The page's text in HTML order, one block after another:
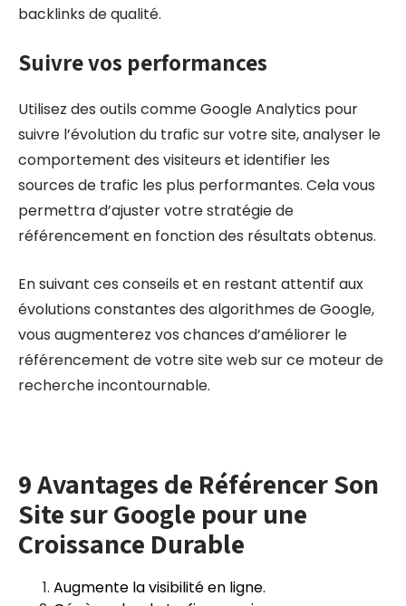
backlinks de qualité.
Suivre vos performances
Utilisez des outils comme Google Analytics pour
suivre l’évolution du trafic sur votre site, analyser le
comportement des visiteurs et identifier les
sources de trafic les plus performantes. Cela vous
permettra d’ajuster votre stratégie de
référencement en fonction des résultats obtenus.
En suivant ces conseils et en restant attentif aux
évolutions constantes des algorithmes de Google,
vous augmenterez vos chances d’améliorer le
référencement de votre site web sur ce moteur de
recherche incontournable.
9 Avantages de Référencer Son
Site sur Google pour une
Croissance Durable
Augmente la visibilité en ligne.